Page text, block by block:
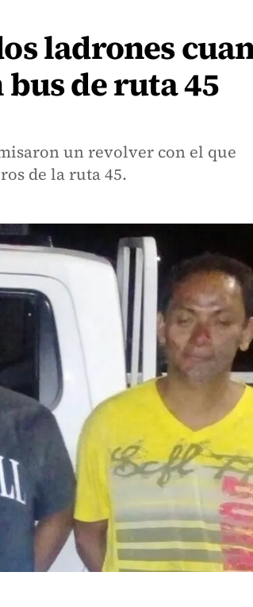
ladrones
de ruta 45
un revolver con el que
de la ruta 45.